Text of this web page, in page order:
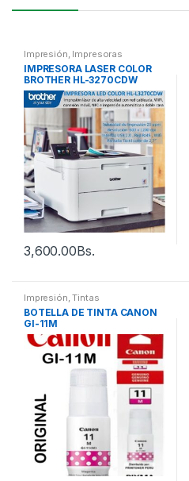
Impresión, Impresoras
IMPRESORA LASER COLOR
BROTHER HL-3270CDW
3,600.00Bs.
Impresión,Tintas
BOTELLA DE TINTA CANON
GI-11M